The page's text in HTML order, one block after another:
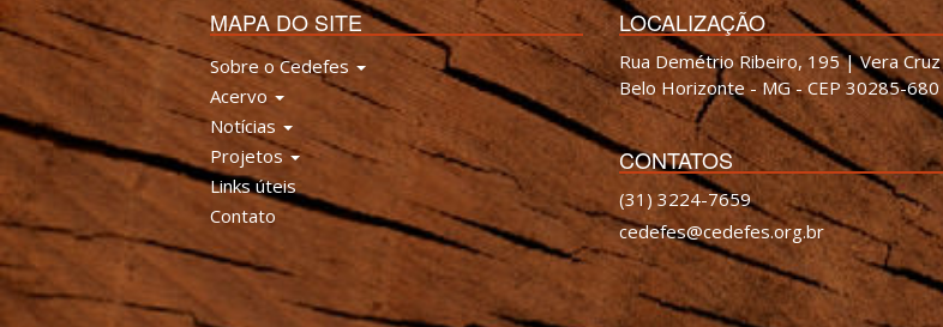
MAPA DO SITE
Sobre o Cedefes
Acervo
Notícias
Projetos
Links úteis
Contato
LOCALIZAÇÃO
Rua Demétrio Ribeiro, 195 | Vera Cruz
Belo Horizonte - MG - CEP 30285-680
CONTATOS
(31) 3224-7659
cedefes@cedefes.org.br